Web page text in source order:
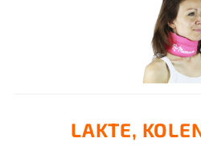
LAKTE,